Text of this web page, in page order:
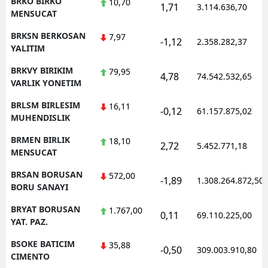
MENSUCAT
1,71 3.114.636,70
BRKSN BERKOSAN
YALITIM
7,97 -1,12 2.358.282,37
BRKVY BIRIKIM
VARLIK YONETIM
79,95 4,78 74.542.532,65
BRLSM BIRLESIM
MUHENDISLIK
16,11 -0,12 61.157.875,02
BRMEN BIRLIK
MENSUCAT
18,10 2,72 5.452.771,18
BRSAN BORUSAN
BORU SANAYI
572,00 -1,89 1.308.264.872,50
BRYAT BORUSAN
YAT. PAZ.
1.767,00 0,11 69.110.225,00
BSOKE BATICIM
CIMENTO
35,88 -0,50 309.003.910,80